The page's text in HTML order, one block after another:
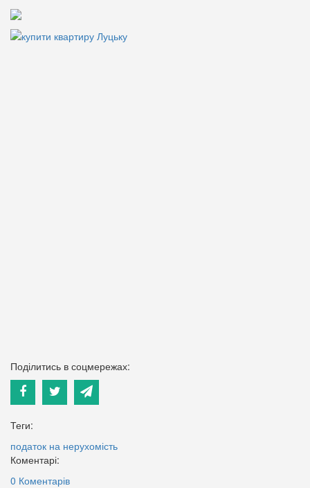
Поділитись в соцмережах:
Теги:
податок на нерухомість
Коментарі:
0 Коментарів